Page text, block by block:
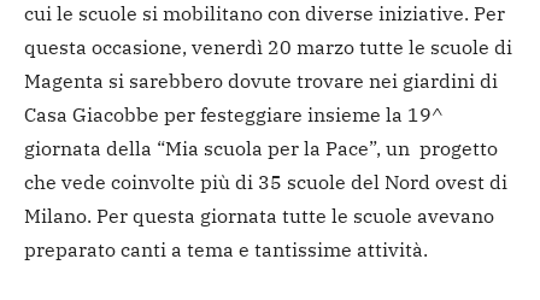
cui le scuole si mobilitano con diverse iniziative. Per
questa occasione, venerdì 20 marzo tutte le scuole di
Magenta si sarebbero dovute trovare nei giardini di
Casa Giacobbe per festeggiare insieme la 19^
giornata della “Mia scuola per la Pace”, un progetto
che vede coinvolte più di 35 scuole del Nord ovest di
Milano. Per questa giornata tutte le scuole avevano
preparato canti a tema e tantissime attività.